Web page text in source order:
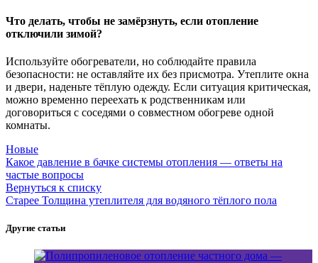
Что делать, чтобы не замёрзнуть, если отопление
отключили зимой?
Используйте обогреватели, но соблюдайте правила
безопасности: не оставляйте их без присмотра. Утеплите окна
и двери, наденьте тёплую одежду. Если ситуация критическая,
можно временно переехать к родственникам или
договориться с соседями о совместном обогреве одной
комнаты.
Новые
Какое давление в бачке системы отопления — ответы на
частые вопросы
Вернуться к списку
Старее Толщина утеплителя для водяного тёплого пола
Другие статьи